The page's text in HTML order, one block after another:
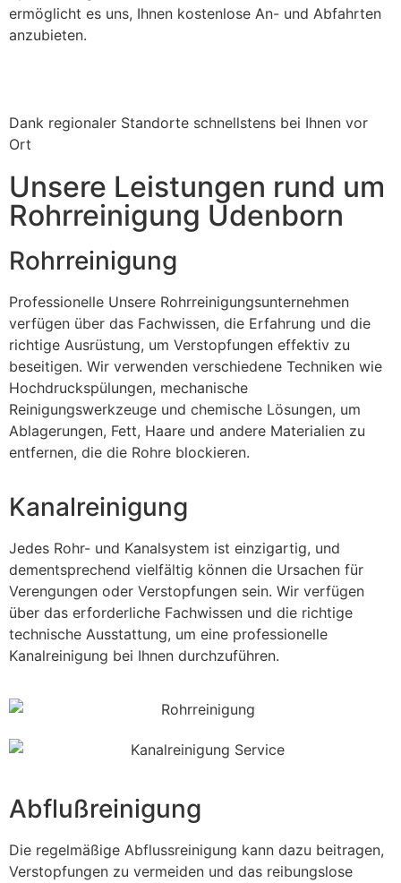
ermöglicht es uns, Ihnen kostenlose An- und Abfahrten
anzubieten.
Dank regionaler Standorte schnellstens bei Ihnen vor
Ort
Unsere Leistungen rund um
Rohrreinigung Udenborn
Rohrreinigung
Professionelle Unsere Rohrreinigungsunternehmen
verfügen über das Fachwissen, die Erfahrung und die
richtige Ausrüstung, um Verstopfungen effektiv zu
beseitigen. Wir verwenden verschiedene Techniken wie
Hochdruckspülungen, mechanische
Reinigungswerkzeuge und chemische Lösungen, um
Ablagerungen, Fett, Haare und andere Materialien zu
entfernen, die die Rohre blockieren.
Kanalreinigung
Jedes Rohr- und Kanalsystem ist einzigartig, und
dementsprechend vielfältig können die Ursachen für
Verengungen oder Verstopfungen sein. Wir verfügen
über das erforderliche Fachwissen und die richtige
technische Ausstattung, um eine professionelle
Kanalreinigung bei Ihnen durchzuführen.
Abflußreinigung
Die regelmäßige Abflussreinigung kann dazu beitragen,
Verstopfungen zu vermeiden und das reibungslose